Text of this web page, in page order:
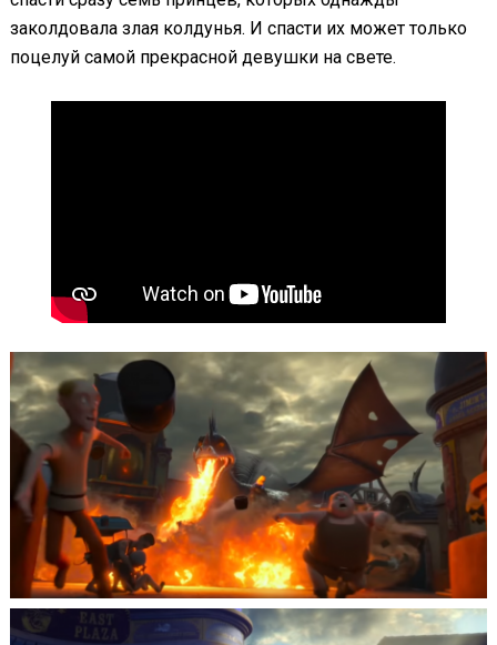
заколдовала злая колдунья. И спасти их может только
поцелуй самой прекрасной девушки на свете.